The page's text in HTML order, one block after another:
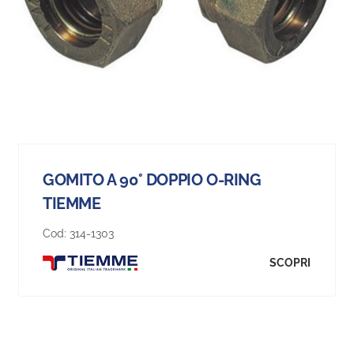
GOMITO A 90° DOPPIO O-RING
TIEMME
Cod: 314-1303
SCOPRI